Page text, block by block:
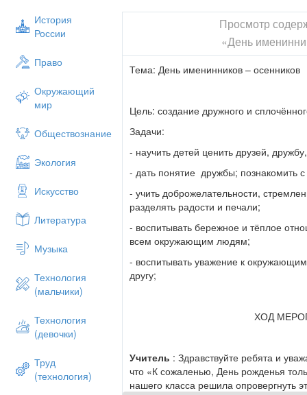
История
России
Право
Окружающий
мир
Обществознание
Экология
Искусство
Литература
Музыка
Технология
(мальчики)
Технология
(девочки)
Труд
(технология)
Просмотр
«День
Тема: День именинников – осенников
Цель: создание дружного и
Задачи:
- научить детей ценить друзей,
- дать понятие дружбы; познакомить
- учить доброжелательности,
разделять радости и печали;
- воспитывать бережное и тёплое
всем окружающим людям;
- воспитывать уважение к
другу;
ХОД
Учитель : Здравствуйте ребята и
что «К сожаленью, День рожденья
нашего класса решила опровергнуть